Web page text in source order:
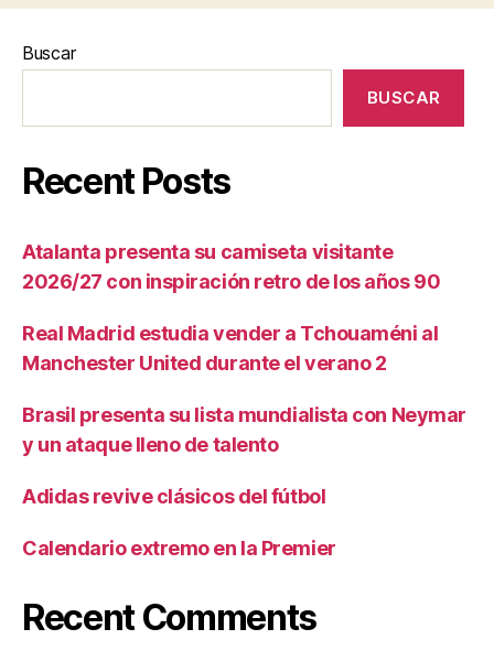
Buscar
BUSCAR
Recent Posts
Atalanta presenta su camiseta visitante
2026/27 con inspiración retro de los años 90
Real Madrid estudia vender a Tchouaméni al
Manchester United durante el verano 2
Brasil presenta su lista mundialista con Neymar
y un ataque lleno de talento
Adidas revive clásicos del fútbol
Calendario extremo en la Premier
Recent Comments